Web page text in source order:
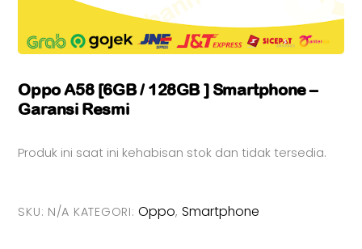
Oppo A58 [6GB / 128GB ] Smartphone –
Garansi Resmi
Produk ini saat ini kehabisan stok dan tidak tersedia.
SKU: N/A KATEGORI:Oppo, Smartphone